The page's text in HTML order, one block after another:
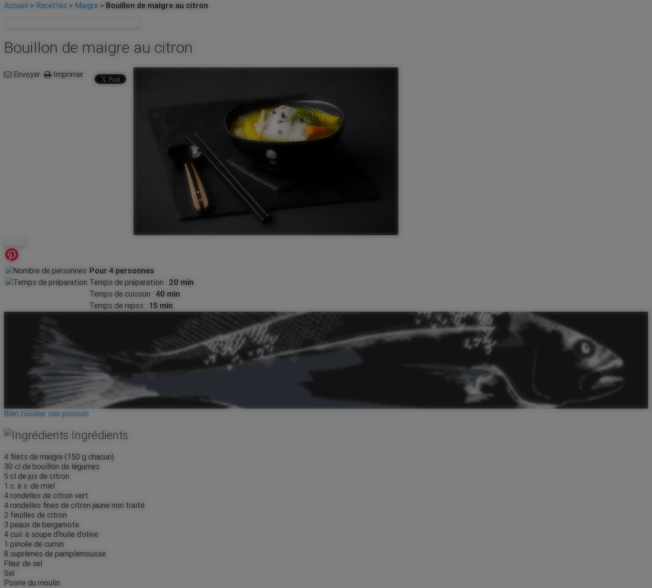
Accueil > Recettes > Maigre > Bouillon de maigre au citron
Bouillon de maigre au citron
Envoyer Imprimer
Pour 4 personnes
Temps de préparation : 20 min
Temps de cuisson : 40 min
Temps de repos : 15 min
Bien cuisiner son poisson
Ingrédients
4 filets de maigre (150 g chacun)
30 cl de bouillon de légumes
5 cl de jus de citron
1 c. à s. de miel
4 rondelles de citron vert
4 rondelles fines de citron jaune non traité
2 feuilles de citron
3 peaux de bergamote
4 cuil. à soupe d’huile d’olive
1 pincée de cumin
8 suprêmes de pamplemousse
Fleur de sel
Sel
Poivre du moulin